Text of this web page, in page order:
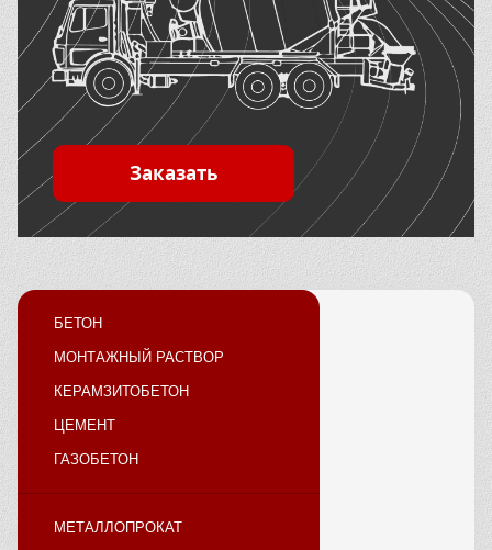
Заказать
БЕТОН
МОНТАЖНЫЙ РАСТВОР
КЕРАМЗИТОБЕТОН
ЦЕМЕНТ
ГАЗОБЕТОН
МЕТАЛЛОПРОКАТ